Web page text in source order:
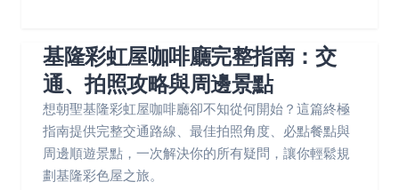
基隆彩虹屋咖啡廳完整指南：交
通、拍照攻略與周邊景點
想朝聖基隆彩虹屋咖啡廳卻不知從何開始？這篇終極
指南提供完整交通路線、最佳拍照角度、必點餐點與
周邊順遊景點，一次解決你的所有疑問，讓你輕鬆規
劃基隆彩色屋之旅。